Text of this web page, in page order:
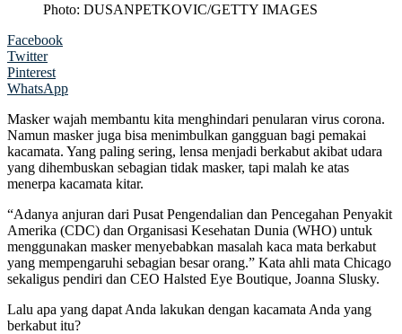
Photo: DUSANPETKOVIC/GETTY IMAGES
Facebook
Twitter
Pinterest
WhatsApp
Masker wajah membantu kita menghindari penularan virus corona.
Namun masker juga bisa menimbulkan gangguan bagi pemakai
kacamata. Yang paling sering, lensa menjadi berkabut akibat udara
yang dihembuskan sebagian tidak masker, tapi malah ke atas
menerpa kacamata kitar.
“Adanya anjuran dari Pusat Pengendalian dan Pencegahan Penyakit
Amerika (CDC) dan Organisasi Kesehatan Dunia (WHO) untuk
menggunakan masker menyebabkan masalah kaca mata berkabut
yang mempengaruhi sebagian besar orang.” Kata ahli mata Chicago
sekaligus pendiri dan CEO Halsted Eye Boutique, Joanna Slusky.
Lalu apa yang dapat Anda lakukan dengan kacamata Anda yang
berkabut itu?